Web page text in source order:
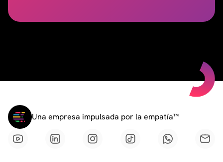
Una empresa impulsada por la empatía™